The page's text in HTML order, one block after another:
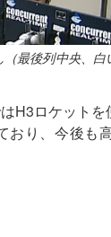
最後列中央、
H3ロケット
り、今後も